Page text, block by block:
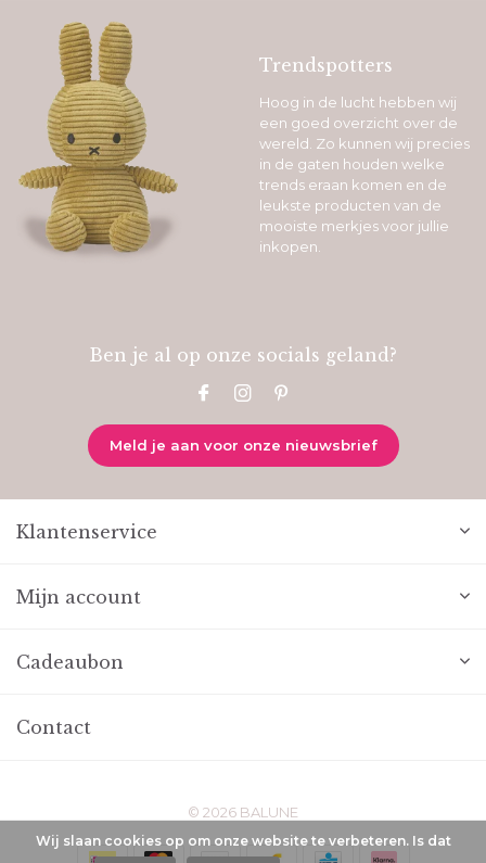
Trendspotters
Hoog in de lucht hebben wij
een goed overzicht over de
wereld. Zo kunnen wij precies
in de gaten houden welke
trends eraan komen en de
leukste producten van de
mooiste merkjes voor jullie
inkopen.
Ben je al op onze socials geland?
Meld je aan voor onze nieuwsbrief
Klantenservice
Mijn account
Cadeaubon
Contact
© 2026 BALUNE
Wij slaan cookies op om onze website te verbeteren. Is dat